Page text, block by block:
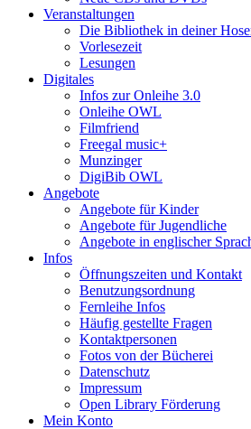
Veranstaltungen
Die Bibliothek in deiner
Vorlesezeit
Lesungen
Digitales
Infos zur Onleihe 3.0
Onleihe OWL
Filmfriend
Freegal music+
Munzinger
DigiBib OWL
Angebote
Angebote für Kinder
Angebote für Jugendliche
Angebote in englischer
Infos
Öffnungszeiten und Kontakt
Benutzungsordnung
Fernleihe Infos
Häufig gestellte Fragen
Kontaktpersonen
Fotos von der Bücherei
Datenschutz
Impressum
Open Library Förderung
Mein Konto